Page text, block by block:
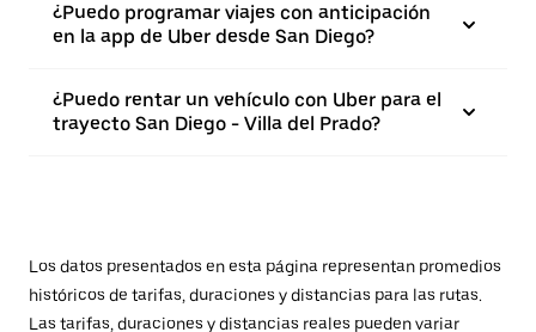
¿Puedo programar viajes con anticipación
en la app de Uber desde San Diego?
¿Puedo rentar un vehículo con Uber para el
trayecto San Diego - Villa del Prado?
Los datos presentados en esta página representan promedios
históricos de tarifas, duraciones y distancias para las rutas.
Las tarifas, duraciones y distancias reales pueden variar